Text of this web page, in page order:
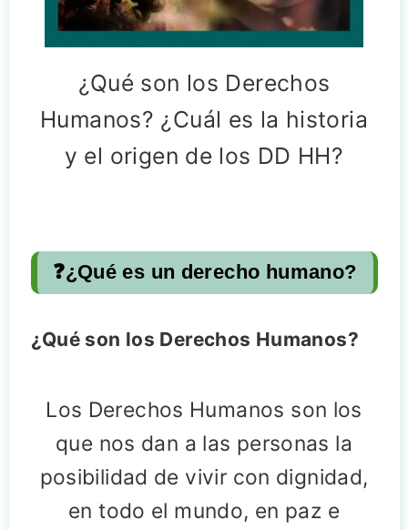
¿Qué son los Derechos
Humanos? ¿Cuál es la historia
y el origen de los DD HH?
❓¿Qué es un derecho humano?
¿Qué son los Derechos Humanos?
Los Derechos Humanos son los
que nos dan a las personas la
posibilidad de vivir con dignidad,
en todo el mundo, en paz e